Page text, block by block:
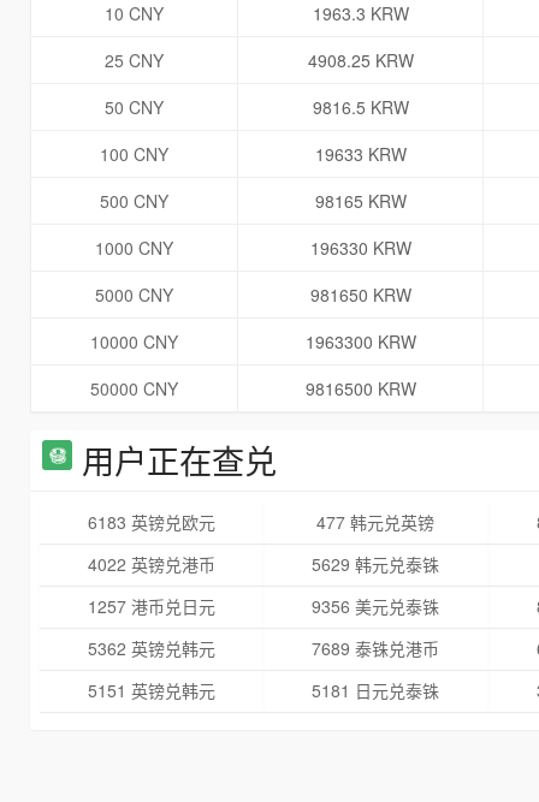
10 CNY
1963.3 KRW
25 CNY
4908.25 KRW
50 CNY
9816.5 KRW
100 CNY
19633 KRW
500 CNY
98165 KRW
1000 CNY
196330 KRW
5000 CNY
981650 KRW
10000 CNY
1963300 KRW
50000 CNY
9816500 KRW
用户正在查兑
6183 英镑兑欧元 477 韩元兑英镑
4022 英镑兑港币
5629 韩元兑泰铢
1257 港币兑日元
9356 美元兑泰铢
5362 英镑兑韩元
7689 泰铢兑港币
5151 英镑兑韩元
5181 日元兑泰铢